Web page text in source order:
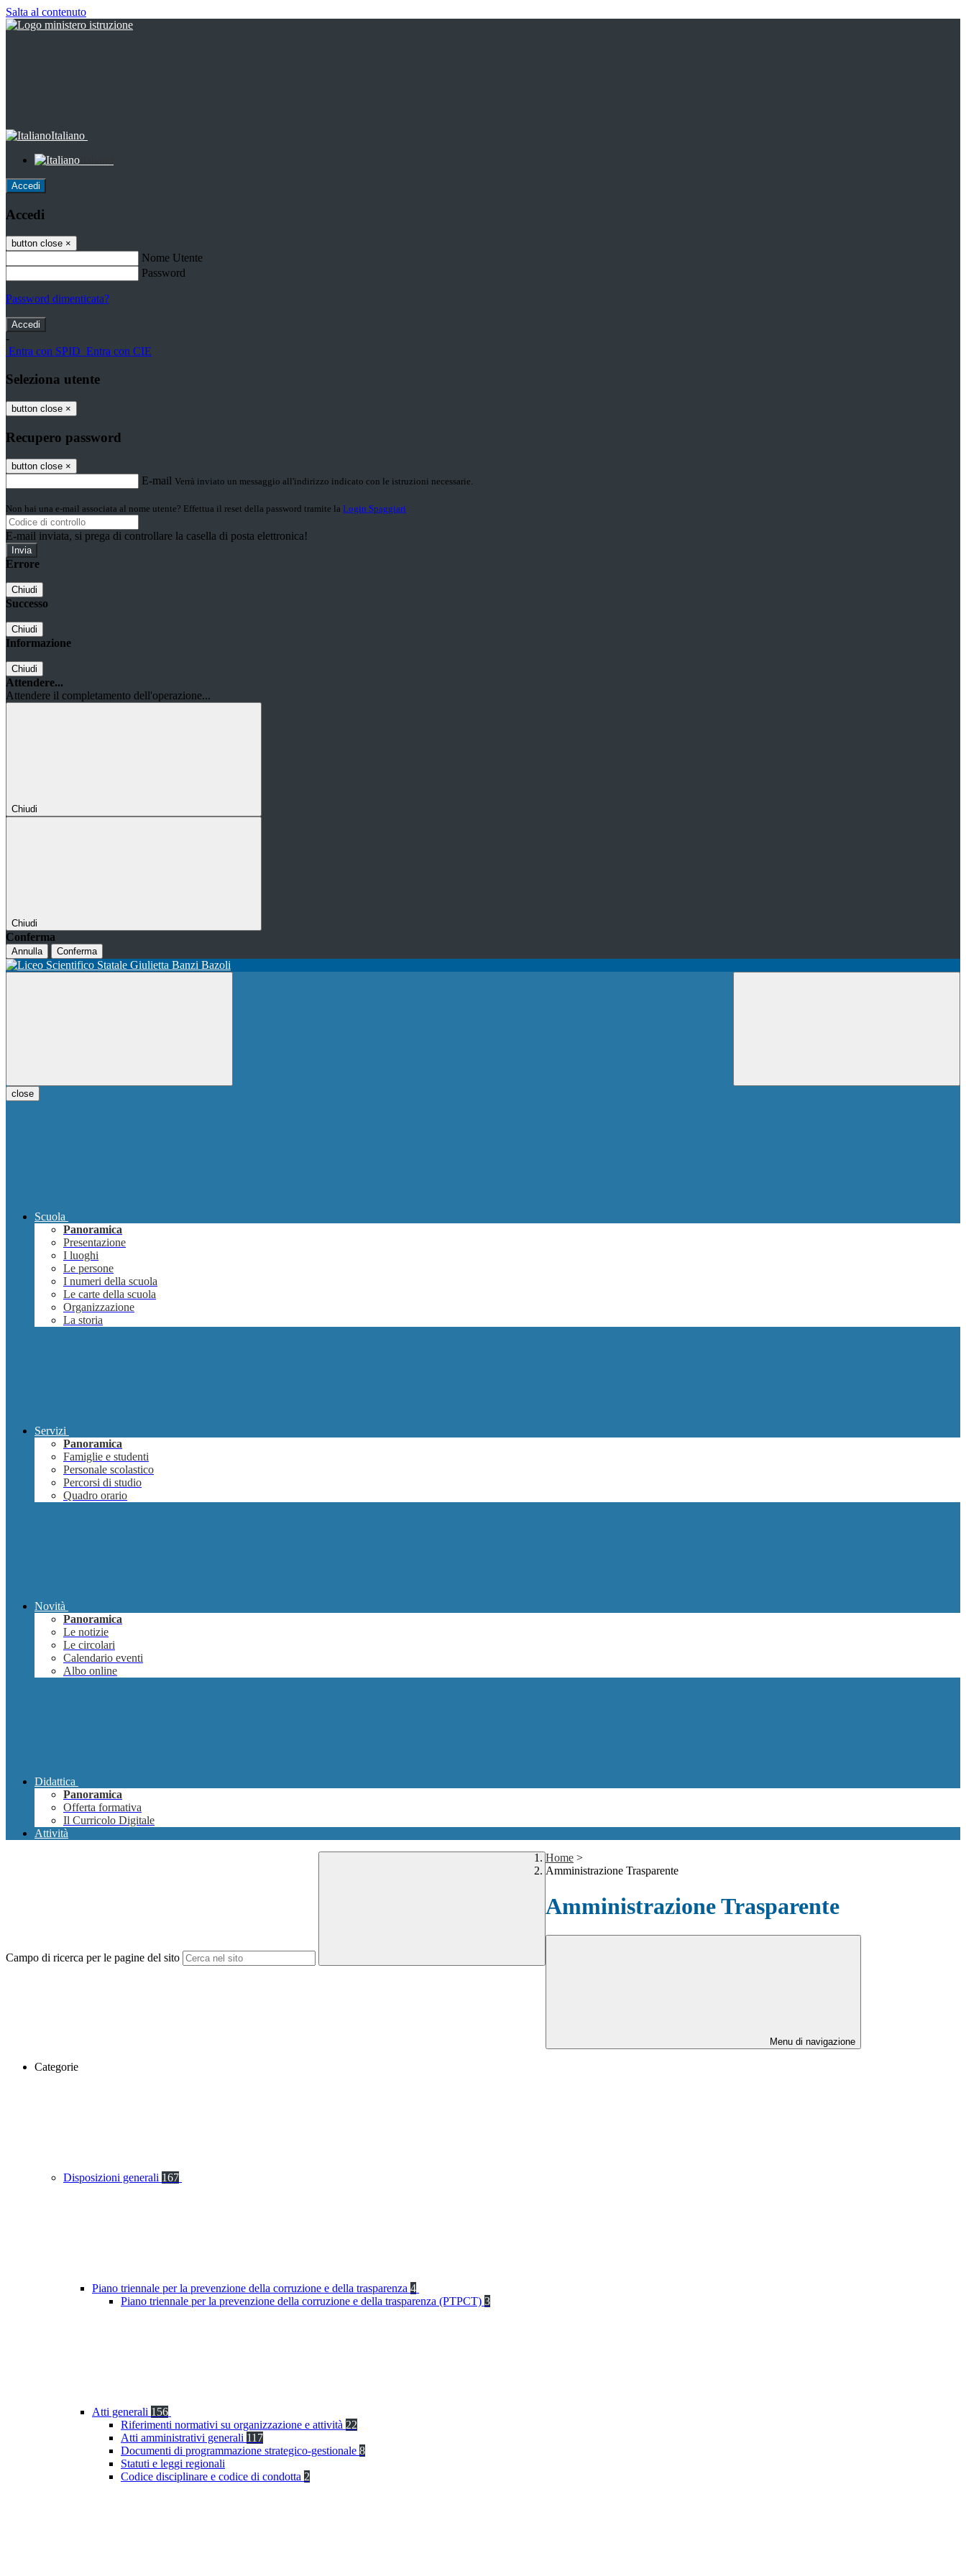
Salta al contenuto
Italiano
Accedi
Accedi
button close ×
Nome Utente
Password
Password dimenticata?
-
Entra con SPID Entra con CIE
Seleziona utente
button close ×
Recupero password
button close ×
E-mail Verrà inviato un messaggio all'indirizzo indicato con le istruzioni necessarie.
Non hai una e-mail associata al nome utente? Effettua il reset della password tramite la Login Spaggiari
E-mail inviata, si prega di controllare la casella di posta elettronica!
Errore
Chiudi
Successo
Chiudi
Informazione
Chiudi
Attendere...
Attendere il completamento dell'operazione...
Chiudi
Chiudi
Conferma
Annulla Conferma
close
Scuola
Panoramica
Presentazione
I luoghi
Le persone
I numeri della scuola
Le carte della scuola
Organizzazione
La storia
Servizi
Panoramica
Famiglie e studenti
Personale scolastico
Percorsi di studio
Quadro orario
Novità
Panoramica
Le notizie
Le circolari
Calendario eventi
Albo online
Didattica
Panoramica
Offerta formativa
Il Curricolo Digitale
Attività
Campo di ricerca per le pagine del sito
Home >
Amministrazione Trasparente
Amministrazione Trasparente
Menu di navigazione
Categorie
Disposizioni generali 167
Piano triennale per la prevenzione della corruzione e della trasparenza 4
Piano triennale per la prevenzione della corruzione e della trasparenza (PTPCT) 3
Atti generali 156
Riferimenti normativi su organizzazione e attività 22
Atti amministrativi generali 117
Documenti di programmazione strategico-gestionale 8
Statuti e leggi regionali
Codice disciplinare e codice di condotta 2